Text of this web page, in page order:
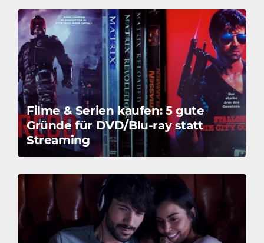
Filme & Serien kaufen: 5 gute
Gründe für DVD/Blu-ray statt
Streaming